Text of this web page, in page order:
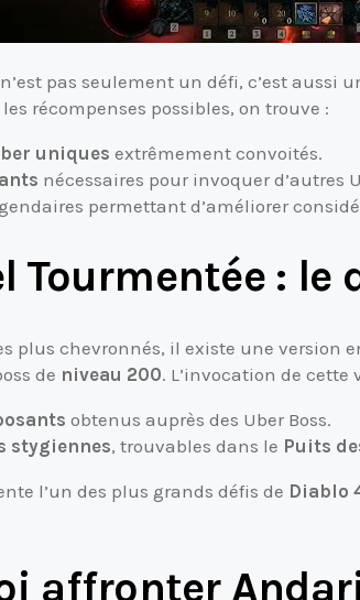
n’est pas seulement un défi, c’est aussi
récompenses possibles, on trouve :
uniques extrêmement convoités.
nécessaires pour invoquer d’autres
permettant d’améliorer
Tourmentée : le
plus chevronnés, il existe une version
de niveau 200. L’invocation de cette
obtenus auprès des Uber Boss.
stygiennes, trouvables dans le Puits
l’un des plus grands défis de Diablo
affronter